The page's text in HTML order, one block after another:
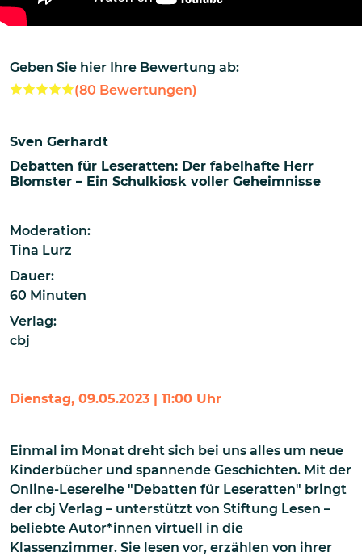
Geben Sie hier Ihre Bewertung ab:
(80 Bewertungen)
Sven Gerhardt
Debatten für Leseratten: Der fabelhafte Herr
Blomster – Ein Schulkiosk voller Geheimnisse
Moderation:
Tina Lurz
Dauer:
60 Minuten
Verlag:
cbj
Dienstag, 09.05.2023 | 11:00 Uhr
Einmal im Monat dreht sich bei uns alles um neue
Kinderbücher und spannende Geschichten. Mit der
Online-Lesereihe "Debatten für Leseratten" bringt
der cbj Verlag – unterstützt von Stiftung Lesen –
beliebte Autor*innen virtuell in die
Klassenzimmer. Sie lesen vor, erzählen von ihrer